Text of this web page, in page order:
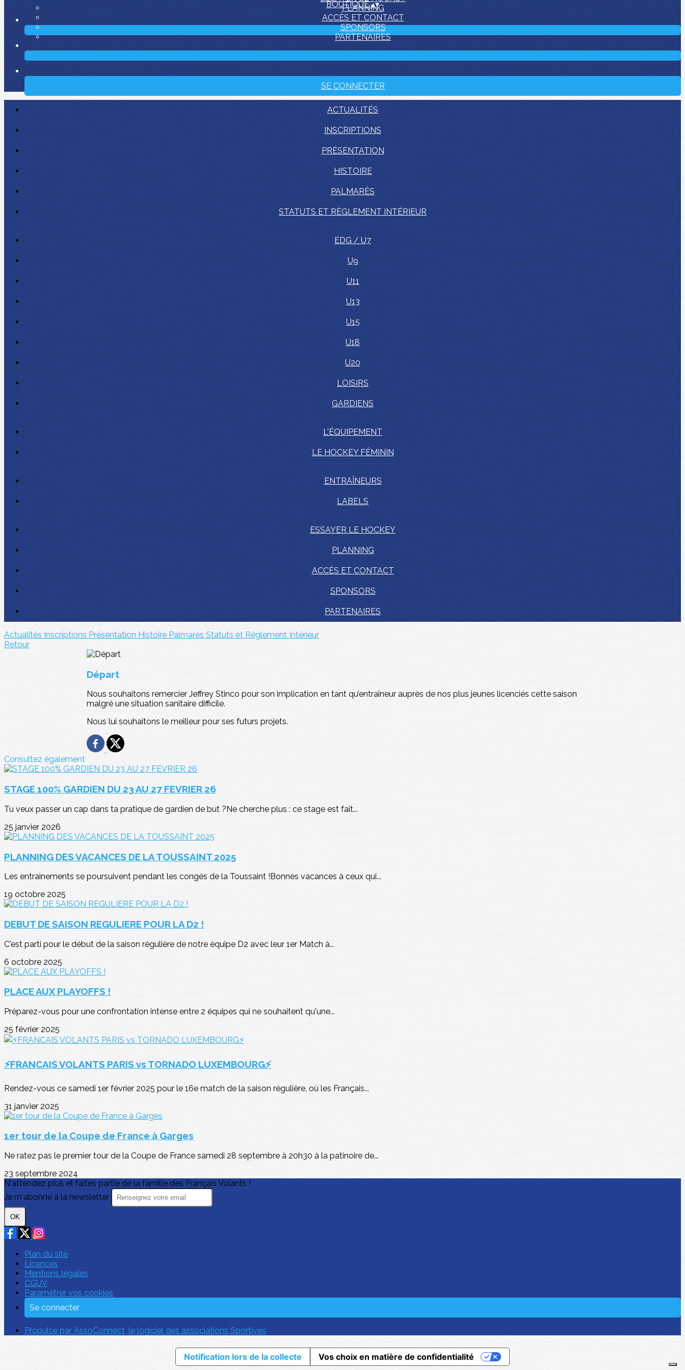
PLANNING
ACCÈS ET CONTACT
SPONSORS
PARTENAIRES
BOUTIQUE▴▾
SE CONNECTER
ACTUALITÉS
INSCRIPTIONS
PRÉSENTATION
HISTOIRE
PALMARÈS
STATUTS ET RÈGLEMENT INTÉRIEUR
EDG / U7
U9
U11
U13
U15
U18
U20
LOISIRS
GARDIENS
L'ÉQUIPEMENT
LE HOCKEY FÉMININ
ENTRAÎNEURS
LABELS
ESSAYER LE HOCKEY
PLANNING
ACCÈS ET CONTACT
SPONSORS
PARTENAIRES
Actualités Inscriptions Présentation Histoire Palmarès Statuts et Règlement Intérieur
Retour
Départ
Nous souhaitons remercier Jeffrey Stinco pour son implication en tant qu’entraîneur auprès de nos plus jeunes licenciés cette saison
malgré une situation sanitaire difficile.
Nous lui souhaitons le meilleur pour ses futurs projets.
Consultez également
STAGE 100% GARDIEN DU 23 AU 27 FEVRIER 26
Tu veux passer un cap dans ta pratique de gardien de but ?Ne cherche plus : ce stage est fait...
25 janvier 2026
PLANNING DES VACANCES DE LA TOUSSAINT 2025
Les entrainements se poursuivent pendant les congés de la Toussaint !Bonnes vacances à ceux qui...
19 octobre 2025
DEBUT DE SAISON REGULIERE POUR LA D2 !
C'est parti pour le début de la saison régulière de notre équipe D2 avec leur 1er Match à...
6 octobre 2025
PLACE AUX PLAYOFFS !
Préparez-vous pour une confrontation intense entre 2 équipes qui ne souhaitent qu'une...
25 février 2025
⚡FRANCAIS VOLANTS PARIS vs TORNADO LUXEMBOURG⚡
Rendez-vous ce samedi 1er février 2025 pour le 16e match de la saison régulière, où les Français...
31 janvier 2025
1er tour de la Coupe de France à Garges
Ne ratez pas le premier tour de la Coupe de France samedi 28 septembre à 20h30 à la patinoire de...
23 septembre 2024
N'attendez plus et faites partie de la famille des Français Volants !
Je m'abonne à la newsletter
OK
Plan du site
Licences
Mentions légales
CGUV
Paramétrer vos cookies
Se connecter
Propulsé par AssoConnect, le logiciel des associations Sportives
Notification lors de la collecte Vos choix en matière de confidentialité